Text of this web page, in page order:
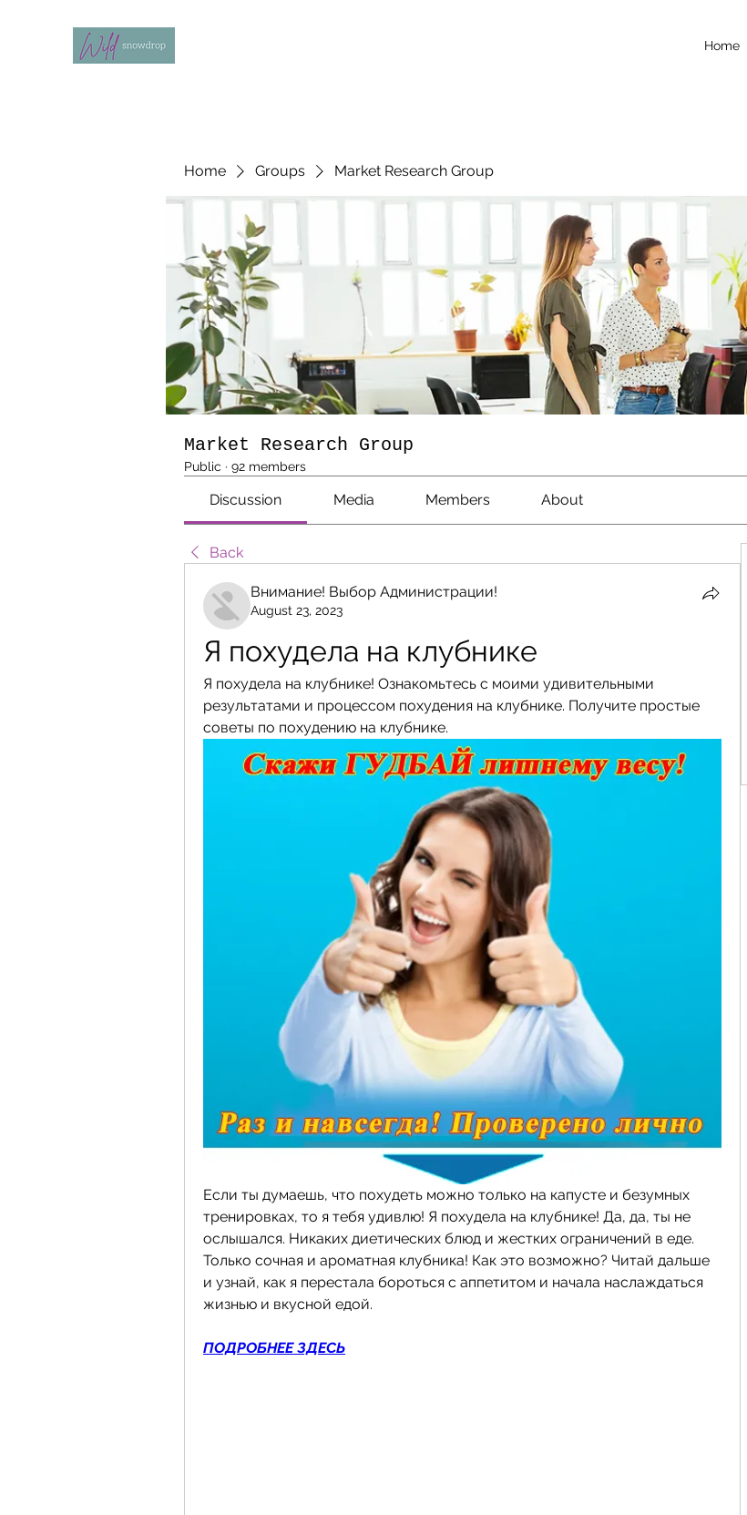
Home
Home Groups Market Research Group
Market Research Group
Public · 92 members
Discussion Media Members About
Back
Внимание! Выбор Администрации!
August 23, 2023
Я похудела на клубнике
Я похудела на клубнике! Ознакомьтесь с моими удивительными
результатами и процессом похудения на клубнике. Получите простые
советы по похудению на клубнике.
Если ты думаешь, что похудеть можно только на капусте и безумных
тренировках, то я тебя удивлю! Я похудела на клубнике! Да, да, ты не
ослышался. Никаких диетических блюд и жестких ограничений в еде.
Только сочная и ароматная клубника! Как это возможно? Читай дальше
и узнай, как я перестала бороться с аппетитом и начала наслаждаться
жизнью и вкусной едой.
ПОДРОБНЕЕ ЗДЕСЬ